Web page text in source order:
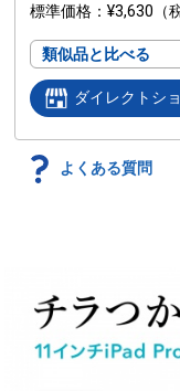
標準価格
¥3,630 （
類似品と比べる
ダイレクトシ
よくある質問